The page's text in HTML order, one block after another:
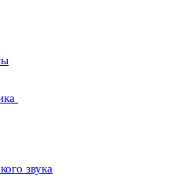
звука